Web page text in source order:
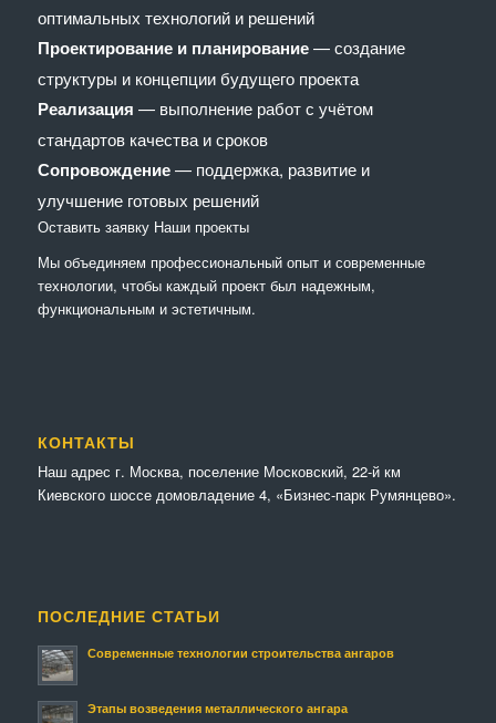
оптимальных технологий и решений
Проектирование и планирование— создание
структуры и концепции будущего проекта
Реализация — выполнение работ с учётом
стандартов качества и сроков
Сопровождение— поддержка, развитие и
улучшение готовых решений
Оставить заявку Наши проекты
Мы объединяем профессиональный опыт и современные
технологии, чтобы каждый проект был надежным,
функциональным и эстетичным.
КОНТАКТЫ
Наш адрес г. Москва, поселение Московский, 22-й км
Киевского шоссе домовладение 4, «Бизнес-парк Румянцево».
ПОСЛЕДНИЕ СТАТЬИ
Современные технологии строительства ангаров
Этапы возведения металлического ангара